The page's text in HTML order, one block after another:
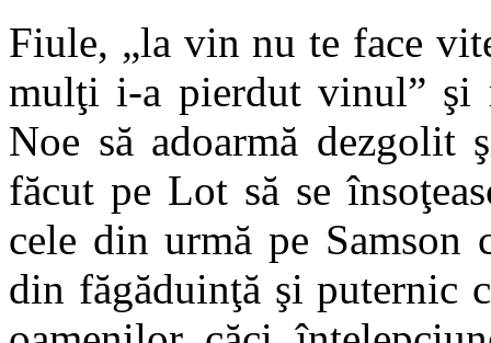
Fiule, „la vin nu te face
mulţi i-a pierdut vinul” şi
Noe să adoarmă
făcut pe Lot să se
cele din urmă pe Samson
din făgăduinţă şi puternic